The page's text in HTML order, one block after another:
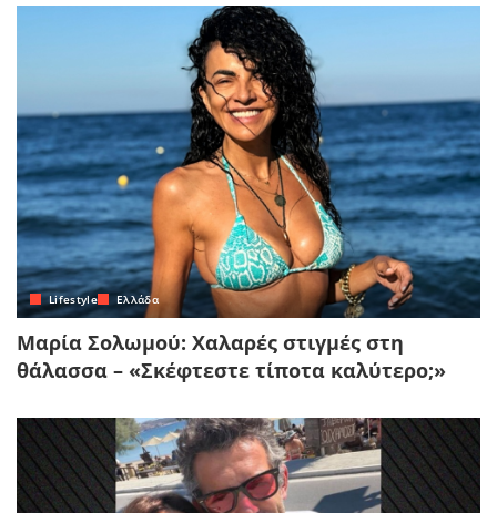
Lifestyle Ελλάδα
Μαρία Σολωμού: Χαλαρές στιγμές στη
θάλασσα – «Σκέφτεστε τίποτα καλύτερο;»